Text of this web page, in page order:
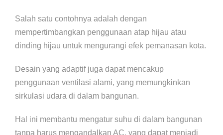
Salah satu contohnya adalah dengan
mempertimbangkan penggunaan atap hijau atau
dinding hijau untuk mengurangi efek pemanasan kota.
Desain yang adaptif juga dapat mencakup
penggunaan ventilasi alami, yang memungkinkan
sirkulasi udara di dalam bangunan.
Hal ini membantu mengatur suhu di dalam bangunan
tanpa harus mengandalkan AC, yang dapat menjadi